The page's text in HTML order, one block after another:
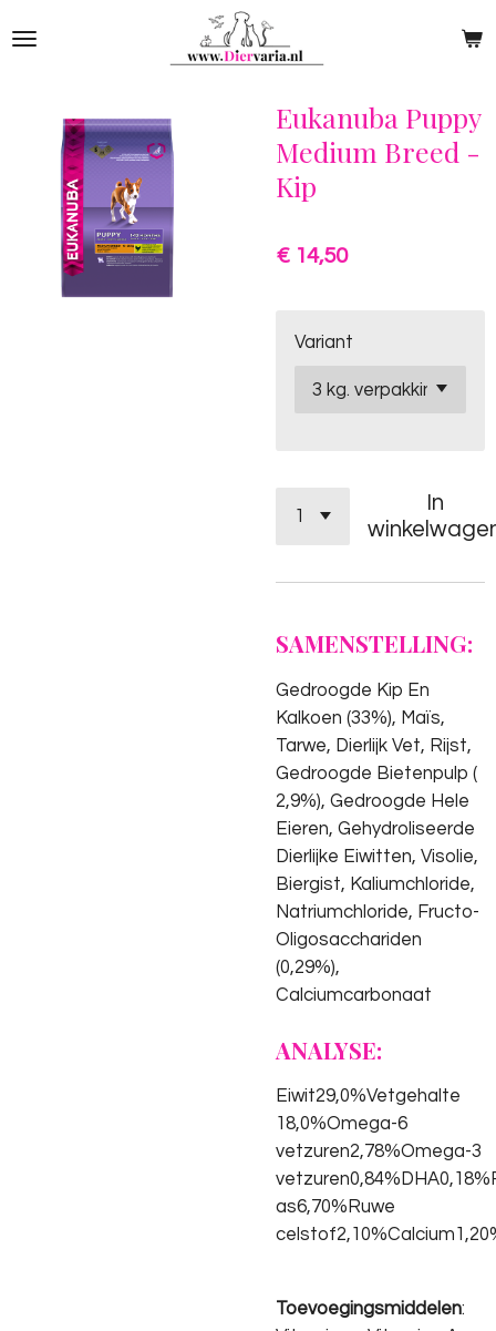
direct
hoofdinhoud
Eukanuba Puppy
Medium Breed -
Kip
€ 14,50
Variant
In
SAMENSTELLING:
Gedroogde Kip En
Kalkoen (33%), Maïs,
Tarwe, Dierlijk Vet, Rijst,
Gedroogde Bietenpulp (
2,9%), Gedroogde Hele
Eieren, Gehydroliseerde
Dierlijke Eiwitten, Visolie,
Biergist, Kaliumchloride,
Natriumchloride, Fructo-
Oligosacchariden
(0,29%),
Calciumcarbonaat
ANALYSE:
Eiwit29,0%Vetgehalte
18,0%Omega-6
vetzuren2,78%Omega-3
as6,70%Ruwe
Toevoegingsmiddelen: